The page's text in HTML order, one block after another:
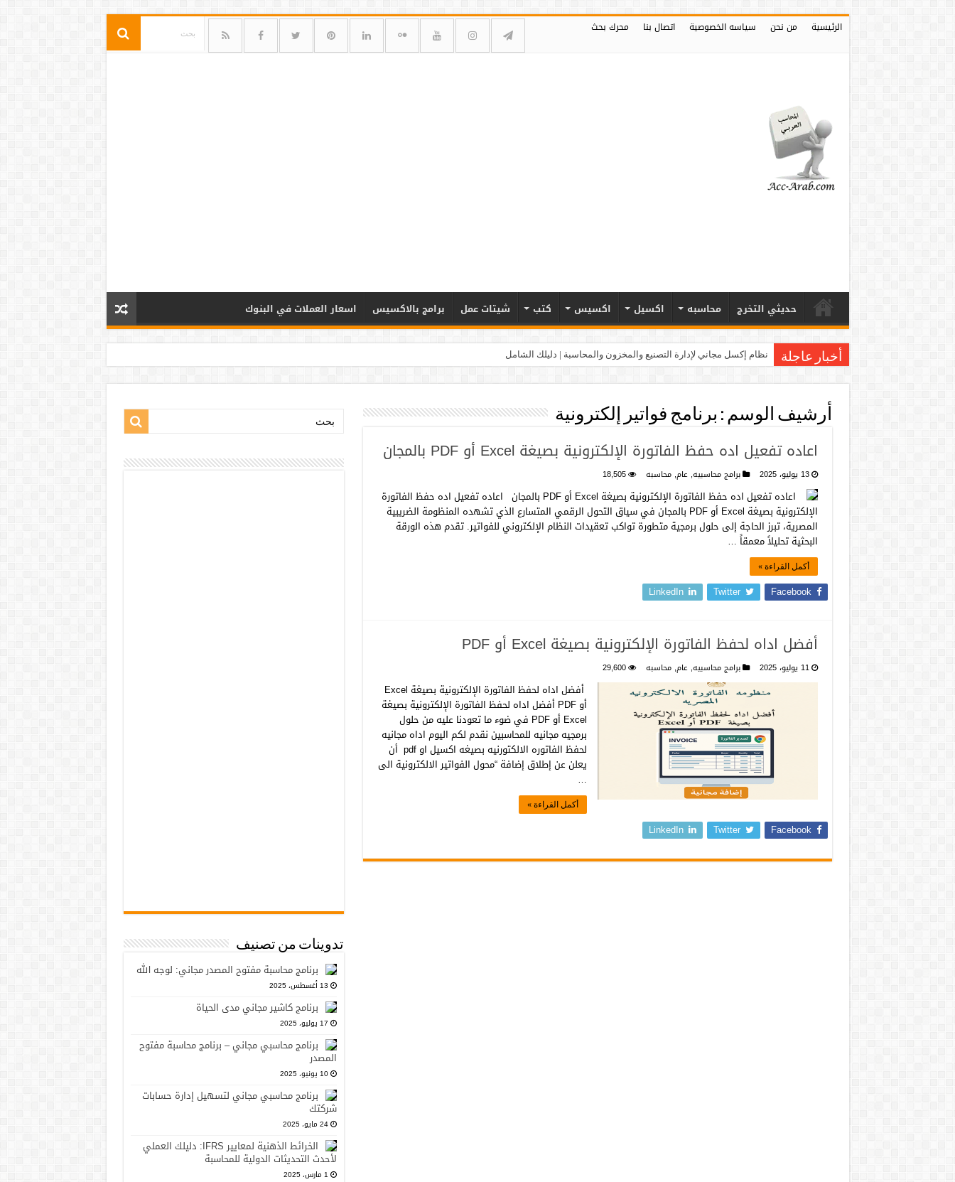
الرئيسية من نحن سياسه الخصوصية اتصال بنا محرك بحث
حديثي التخرج محاسبه اكسيل اكسيس كتب شيتات عمل برامج بالاكسيس اسعار العملات في البنوك
أخبار عاجلة نظام إكسل مجاني لإدارة التصنيع والمخزون والمحاسبة | دليلك الشامل
أرشيف الوسم : برنامج فواتير إلكترونية
اعاده تفعيل اده حفظ الفاتورة الإلكترونية بصيغة Excel أو PDF بالمجان
13 يوليو، 2025 برامج محاسبيه,عام,محاسبه 18,505
اعاده تفعيل اده حفظ الفاتورة الإلكترونية بصيغة Excel أو PDF بالمجان اعاده تفعيل اده حفظ الفاتورة
الإلكترونية بصيغة Excel أو PDF بالمجان في سياق التحول الرقمي المتسارع الذي تشهده المنظومة الضريبية
المصرية، تبرز الحاجة إلى حلول برمجية متطورة تواكب تعقيدات النظام الإلكتروني للفواتير. تقدم هذه الورقة
البحثية تحليلاً معمقاً …
أكمل القراءة »
Facebook
Twitter
LinkedIn
أفضل اداه لحفظ الفاتورة الإلكترونية بصيغة Excel أو PDF
11 يوليو، 2025 برامج محاسبيه,عام,محاسبه 29,600
أفضل اداه لحفظ الفاتورة الإلكترونية بصيغة Excel
أو PDF أفضل اداه لحفظ الفاتورة الإلكترونية بصيغة
Excel أو PDF في ضوء ما تعودنا عليه من حلول
برمجيه مجانيه للمحاسبين نقدم لكم اليوم اداه مجانيه
لحفظ الفاتوره الالكتورنيه بصيغه اكسيل او pdf أن
يعلن عن إطلاق إضافة “محول الفواتير الالكترونية الى
…
أكمل القراءة »
Facebook
Twitter
LinkedIn
بحث:
تدوينات من تصنيف
برنامج محاسبة مفتوح المصدر مجاني: لوجه الله
13 أغسطس، 2025
برنامج كاشير مجاني مدى الحياة
17 يوليو، 2025
برنامج محاسبي مجاني – برنامج محاسبة مفتوح
المصدر
10 يونيو، 2025
برنامج محاسبي مجاني لتسهيل إدارة حسابات
شركتك
24 مايو، 2025
الخرائط الذهنية لمعايير IFRS: دليلك العملي
لأحدث التحديثات الدولية للمحاسبة
1 مارس، 2025